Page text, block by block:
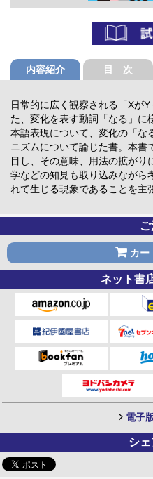
内容紹介 目 次
日常的に広く観察される「Xが
た、変化を表す動詞「なる」に
本語表現について、変化の「な
ニズムについて論じた書。本書
目し、その意味、用法の拡がり
学などの知見も取り込みながら
れて生じる現象であることを主
カー
ネット書
電子
シ